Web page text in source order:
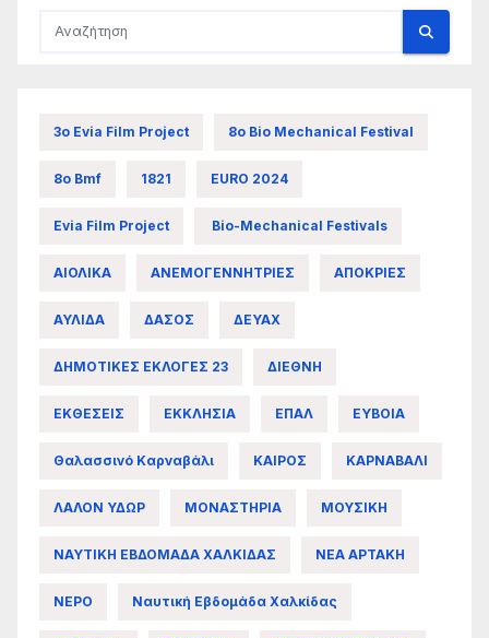
3ο Evia Film Project 8ο Bio Mechanical Festival
8ο Bmf 1821 EURO 2024
Evia Film Project Bio-Mechanical Festivals
ΑΙΟΛΙΚΑ ΑΝΕΜΟΓΕΝΝΗΤΡΙΕΣ ΑΠΟΚΡΙΕΣ
ΑΥΛΙΔΑ ΔΑΣΟΣ ΔΕΥΑΧ
ΔΗΜΟΤΙΚΕΣ ΕΚΛΟΓΕΣ 23 ΔΙΕΘΝΗ
ΕΚΘΕΣΕΙΣ ΕΚΚΛΗΣΙΑ ΕΠΑΛ ΕΥΒΟΙΑ
Θαλασσινό Καρναβάλι ΚΑΙΡΟΣ ΚΑΡΝΑΒΑΛΙ
ΛΑΛΟΝ ΥΔΩΡ ΜΟΝΑΣΤΗΡΙΑ ΜΟΥΣΙΚΗ
ΝΑΥΤΙΚΗ ΕΒΔΟΜΑΔΑ ΧΑΛΚΙΔΑΣ ΝΕΑ ΑΡΤΑΚΗ
ΝΕΡΟ Ναυτική Εβδομάδα Χαλκίδας